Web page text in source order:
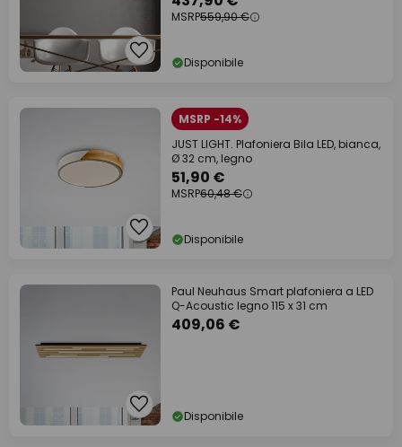
MSRP559,90 €
Disponibile
MSRP -14%
JUST LIGHT. Plafoniera Bila LED, bianca,
Ø 32 cm, legno
51,90 €
MSRP60,48 €
Disponibile
Paul Neuhaus Smart plafoniera a LED
Q-Acoustic legno 115 x 31 cm
409,06 €
Disponibile